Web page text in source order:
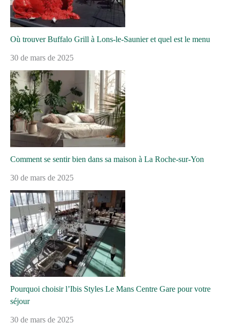
Où trouver Buffalo Grill à Lons-le-Saunier et quel est le menu
30 de mars de 2025
Comment se sentir bien dans sa maison à La Roche-sur-Yon
30 de mars de 2025
Pourquoi choisir l’Ibis Styles Le Mans Centre Gare pour votre
séjour
30 de mars de 2025